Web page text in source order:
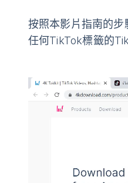
按照本影片指南的
任何TikTok標籤的